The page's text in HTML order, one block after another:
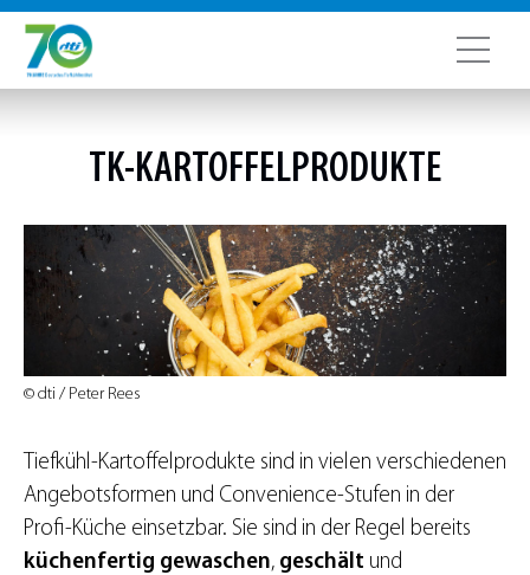
TK-KARTOFFELPRODUKTE
© dti / Peter Rees
Tiefkühl-Kartoffelprodukte sind in vielen verschiedenen
Angebotsformen und Convenience-Stufen in der
Profi-Küche einsetzbar. Sie sind in der Regel bereits
küchenfertig gewaschen, geschält und